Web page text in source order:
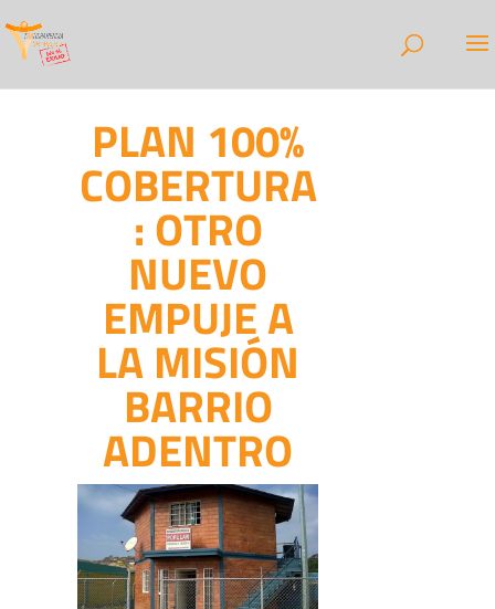
PLAN 100%
COBERTURA
: OTRO
NUEVO
EMPUJE A
LA MISIÓN
BARRIO
ADENTRO